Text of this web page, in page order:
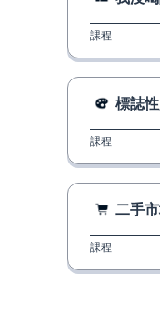
課程
標誌
課程
二手
課程